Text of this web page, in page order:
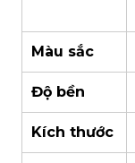
Màu sắc
Độ bền
Kích thước